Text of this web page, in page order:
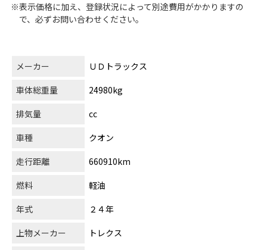
※表示価格に加え、登録状況によって別途費用がかかりますの
で、必ずお問い合わせください。
メーカー
ＵＤトラックス
車体総重量
24980kg
排気量
cc
車種
クオン
走行距離
660910km
燃料
軽油
年式
２４年
上物メーカー
トレクス